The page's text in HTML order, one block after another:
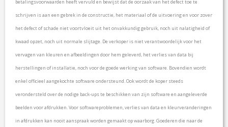
betalingsvoorwaarden heeft vervuld en bewijst dat de oorzaak van het defect toe te
schrijven is aan een gebrek in de constructie, het materiaal of de uitvoering en voor zover
het defect of schade niet voortvloeit uit het onvakkundig gebruik, noch uit nalatigheid of
kwaad opzet, noch uit normale slijtage. De verkoper is niet verantwoordelijk voor het
vervagen van kleuren en afbeeldingen door hem geleverd, het verlies van data bij
herstellingen of installatie, noch voor de goede werking van software. Bovendien wordt
enkel officieel aangekochte software ondersteund. Ook wordt de koper steeds
verondersteld over de nodige back-ups te beschikken van zijn software en aangeleverde
beelden voor afdrukken. Voor softwareproblemen, verlies van data en kleurveranderingen
in afdrukken kan nooit aanspraak worden gemaakt op waarborg. Goederen die naar de